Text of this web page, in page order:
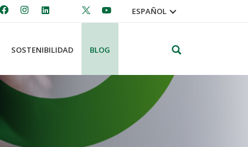
ESPAÑOL
SOSTENIBILIDAD BLOG